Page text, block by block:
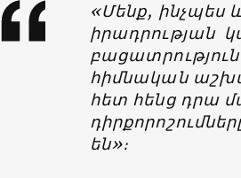
«Մենք, ինչպես
իրադրության
հիմնական
հետ հենց դրա
են»։